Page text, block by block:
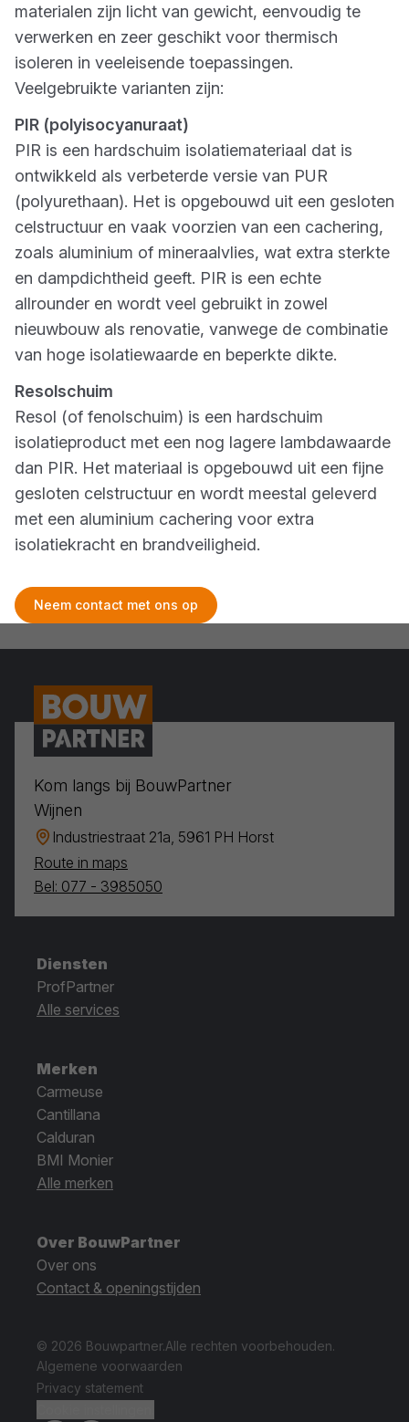
materialen zijn licht van gewicht, eenvoudig te
verwerken en zeer geschikt voor thermisch
isoleren in veeleisende toepassingen.
Veelgebruikte varianten zijn:
PIR (polyisocyanuraat)
PIR is een hardschuim isolatiemateriaal dat is
ontwikkeld als verbeterde versie van PUR
(polyurethaan). Het is opgebouwd uit een gesloten
celstructuur en vaak voorzien van een cachering,
zoals aluminium of mineraalvlies, wat extra sterkte
en dampdichtheid geeft. PIR is een echte
allrounder en wordt veel gebruikt in zowel
nieuwbouw als renovatie, vanwege de combinatie
van hoge isolatiewaarde en beperkte dikte.
Resolschuim
Resol (of fenolschuim) is een hardschuim
isolatieproduct met een nog lagere lambdawaarde
dan PIR. Het materiaal is opgebouwd uit een fijne
gesloten celstructuur en wordt meestal geleverd
met een aluminium cachering voor extra
isolatiekracht en brandveiligheid.
Neem contact met ons op
Kom langs bij BouwPartner
Wijnen
Industriestraat 21a, 5961 PH Horst
Route in maps
Bel: 077 - 3985050
Diensten
ProfPartner
Alle services
Merken
Carmeuse
Cantillana
Calduran
BMI Monier
Alle merken
Over BouwPartner
Over ons
Contact & openingstijden
© 2026 Bouwpartner.Alle rechten voorbehouden.
Algemene voorwaarden
Privacy statement